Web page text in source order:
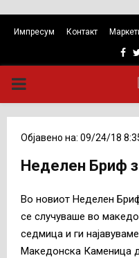
Импресум Контакт
PRIMARY
MENU
Објавено на: 09/24/18
Неделен Бриф
Во новиот Неделен
се случуваше во
седмица и ги
Македонска Каменица